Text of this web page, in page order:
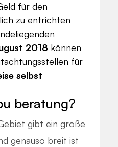
für den
zu entrichten
2018 können
für
selbst
beratung?
gibt ein große
genauso breit ist